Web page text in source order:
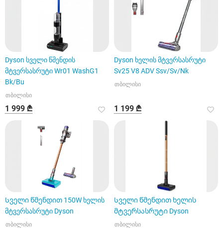
Dyson სველი წმენდის
მტვერსასრუტი Wr01 WashG1
Bk/Bu
თბილისი
1 999 ₾
Dyson ხელის მტვერსასრუტი
Sv25 V8 ADV Ssv/Sv/Nk
თბილისი
1 199 ₾
Სველი წმენდით 150W ხელის
მტვერსასრუტი Dyson
თბილისი
Სველი წმენდით ხელის
მტვერსასრუტი Dyson
თბილისი